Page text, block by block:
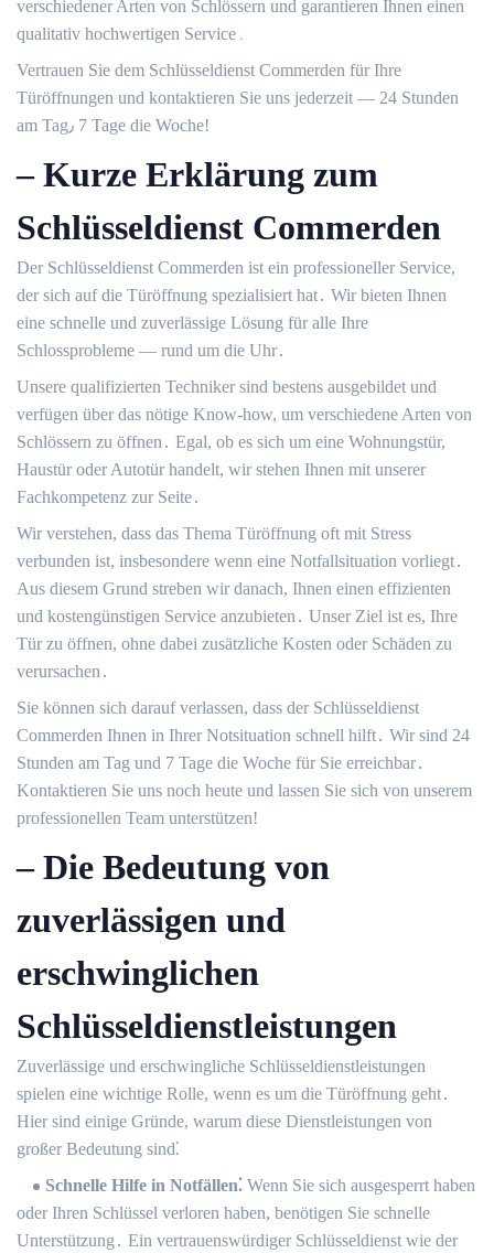
verschiedener Arten von Schlössern und garantieren Ihnen einen
qualitativ hochwertigen Service․
Vertrauen Sie dem Schlüsseldienst Commerden für Ihre
Türöffnungen und kontaktieren Sie uns jederzeit — 24 Stunden
am Tag٫ 7 Tage die Woche!​
– Kurze Erklärung zum
Schlüsseldienst Commerden
Der Schlüsseldienst Commerden ist ein professioneller Service,
der sich auf die Türöffnung spezialisiert hat․ Wir bieten Ihnen
eine schnelle und zuverlässige Lösung für alle Ihre
Schlossprobleme — rund um die Uhr․
Unsere qualifizierten Techniker sind bestens ausgebildet und
verfügen über das nötige Know-how, um verschiedene Arten von
Schlössern zu öffnen․ Egal, ob es sich um eine Wohnungstür,
Haustür oder Autotür handelt, wir stehen Ihnen mit unserer
Fachkompetenz zur Seite․
Wir verstehen, dass das Thema Türöffnung oft mit Stress
verbunden ist, insbesondere wenn eine Notfallsituation vorliegt․
Aus diesem Grund streben wir danach, Ihnen einen effizienten
und kostengünstigen Service anzubieten․ Unser Ziel ist es, Ihre
Tür zu öffnen, ohne dabei zusätzliche Kosten oder Schäden zu
verursachen․
Sie können sich darauf verlassen, dass der Schlüsseldienst
Commerden Ihnen in Ihrer Notsituation schnell hilft․ Wir sind 24
Stunden am Tag und 7 Tage die Woche für Sie erreichbar․
Kontaktieren Sie uns noch heute und lassen Sie sich von unserem
professionellen Team unterstützen!​
– Die Bedeutung von
zuverlässigen und
erschwinglichen
Schlüsseldienstleistungen
Zuverlässige und erschwingliche Schlüsseldienstleistungen
spielen eine wichtige Rolle, wenn es um die Türöffnung geht․
Hier sind einige Gründe, warum diese Dienstleistungen von
großer Bedeutung sind⁚
Schnelle Hilfe in Notfällen⁚ Wenn Sie sich ausgesperrt haben
oder Ihren Schlüssel verloren haben, benötigen Sie schnelle
Unterstützung․ Ein vertrauenswürdiger Schlüsseldienst wie der